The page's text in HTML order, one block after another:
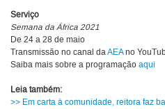
Serviço
Semana da África 2021
De 24 a 28 de maio
Transmissão no canal daAEAno
Saiba mais sobre a programação aqui
Leia também:
>> Em carta à comunidade, reitora faz